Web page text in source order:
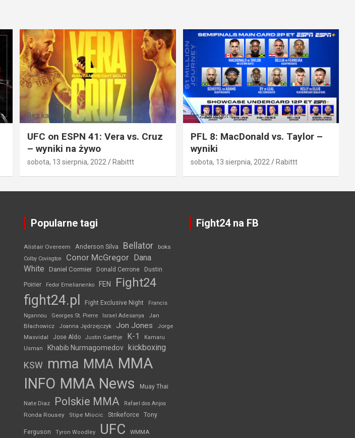
Bez kategorii
UFC on ESPN 41: Vera vs. Cruz
– wyniki na żywo
sobota, 13 sierpnia, 2022 Rabittt
Bez kategorii
PFL 8: MacDonald vs. Taylor –
wyniki
sobota, 13 sierpnia, 2022 Rabittt
Popularne tagi
Alistair Overeem Anderson Silva Bellator boks
Colby Covington Conor McGregor Dana
White
Daniel Cormier Donald Cerrone Dustin
Poirier Fedor Emelianenko FEN Fight24
fight24.pl Fight Exclusive Night
Francis
Ngannou
Georges St. Pierre Israel Adesanya
Jan
Błachowicz
Joanna Jędrzejczyk Jon Jones
Jorge
Masvidal
Jose Aldo Justin Gaethje K-1
Kamaru
Usman
Khabib Nurmagomedov kickboxing
KSW mma MMA MMA
INFO MMA News Muay Thai
Nate Diaz Polskie MMA Rafael dos Anjos
Ronda Rousey Stipe Miocic Strikeforce Tony
Ferguson Tyron Woodley UFC WMMA
Fight24 na FB